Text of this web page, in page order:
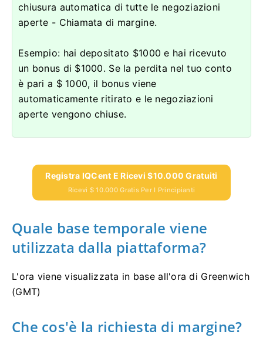
chiusura automatica di tutte le negoziazioni
aperte - Chiamata di margine.
Esempio: hai depositato $1000 e hai ricevuto
un bonus di $1000. Se la perdita nel tuo conto
è pari a $ 1000, il bonus viene
automaticamente ritirato e le negoziazioni
aperte vengono chiuse.
Registra IQCent E Ricevi $10.000 Gratuiti
Ricevi $ 10.000 Gratis Per I Principianti
Quale base temporale viene
utilizzata dalla piattaforma?
L'ora viene visualizzata in base all'ora di Greenwich
(GMT)
Che cos'è la richiesta di margine?